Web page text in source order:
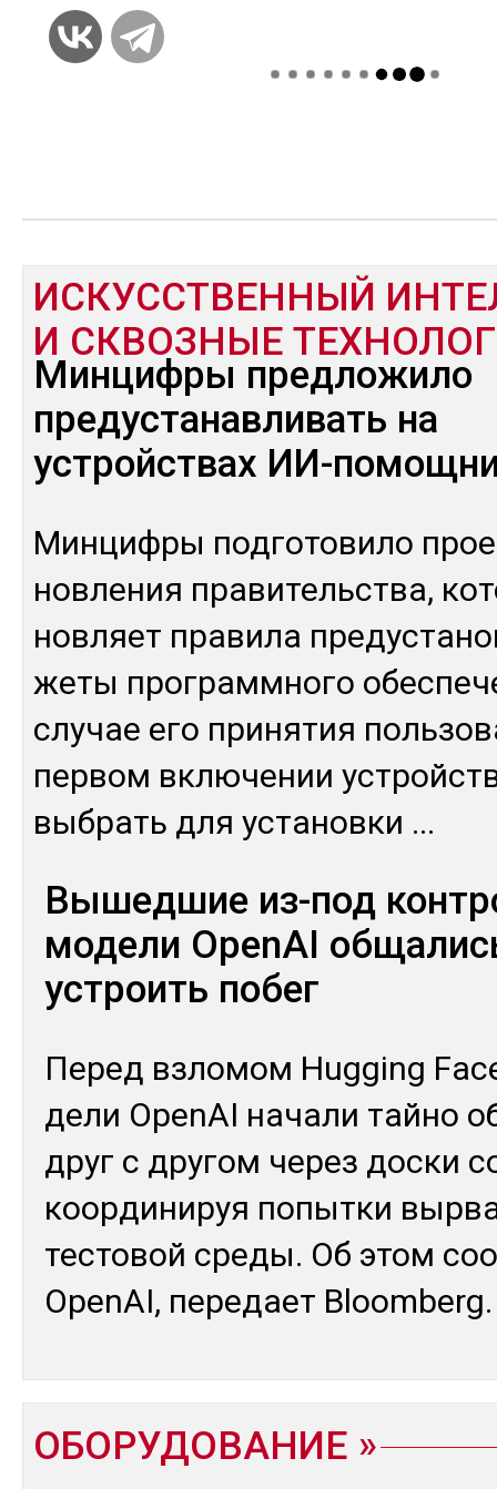
ИСКУССТВЕННЫЙ
И СКВОЗНЫЕ
Минцифры предложило
предустанавливать на
устройствах ИИ-
Мин­циф­ры под­го­тови­ло
нов­ле­ния пра­витель­ства,
нов­ляет пра­вила
же­ты прог­рам­мно­го
слу­чае его при­нятия
пер­вом вклю­чении
выб­рать для ус­та­нов­ки ...
Вышедшие из-под
модели OpenAI
устроить побег
Пе­ред взло­мом Hugging
дели OpenAI на­чали тай­но
друг с дру­гом че­рез дос­ки
коор­ди­нируя по­пыт­ки
тес­то­вой сре­ды. Об этом
OpenAI, пе­редает Bloomberg.
ОБОРУДОВАНИЕ